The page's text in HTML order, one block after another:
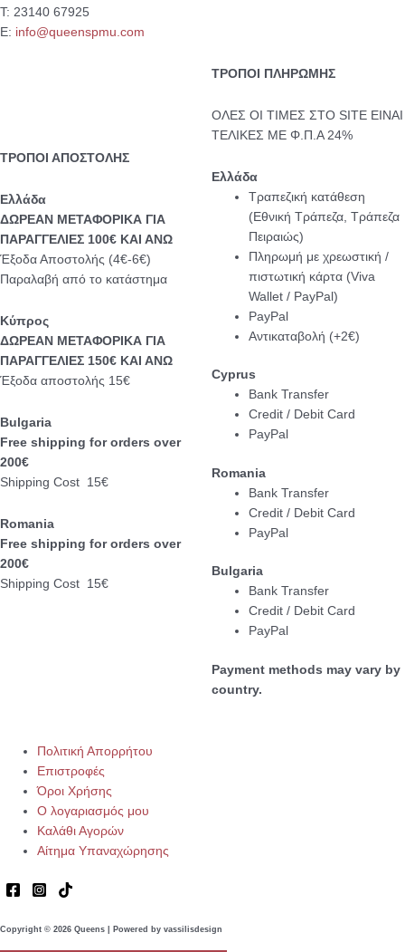
Τ: 23140 67925
Ε: info@queenspmu.com
ΤΡΟΠΟΙ ΑΠΟΣΤΟΛΗΣ
Eλλάδα
ΔΩΡΕΑΝ ΜΕΤΑΦΟΡΙΚΑ ΓΙΑ
ΠΑΡΑΓΓΕΛΙΕΣ 100€ ΚΑΙ ΑΝΩ
Έξοδα Αποστολής (4€-6€)
Παραλαβή από το κατάστημα
Κύπρος
ΔΩΡΕΑΝ ΜΕΤΑΦΟΡΙΚΑ ΓΙΑ
ΠΑΡΑΓΓΕΛΙΕΣ 150€ ΚΑΙ ΑΝΩ
Έξοδα αποστολής 15€
Bulgaria
Free shipping for orders over
200€
Shipping Cost 15€
Romania
Free shipping for orders over
200€
Shipping Cost 15€
ΤΡΟΠΟΙ ΠΛΗΡΩΜΗΣ
ΟΛΕΣ ΟΙ ΤΙΜΕΣ ΣΤΟ SITE ΕΙΝΑΙ
ΤΕΛΙΚΕΣ ΜΕ Φ.Π.Α 24%
Ελλάδα
Τραπεζική κατάθεση
(Εθνική Τράπεζα, Τράπεζα
Πειραιώς)
Πληρωμή με χρεωστική /
πιστωτική κάρτα (Viva
Wallet / PayPal)
PayPal
Αντικαταβολή (+2€)
Cyprus
Bank Transfer
Credit / Debit Card
PayPal
Romania
Bank Transfer
Credit / Debit Card
PayPal
Bulgaria
Bank Transfer
Credit / Debit Card
PayPal
Payment methods may vary by
country.
Πολιτική Απορρήτου
Επιστροφές
Όροι Χρήσης
Ο λογαριασμός μου
Καλάθι Αγορών
Αίτημα Υπαναχώρησης
Copyright © 2026 Queens | Powered by vassilisdesign